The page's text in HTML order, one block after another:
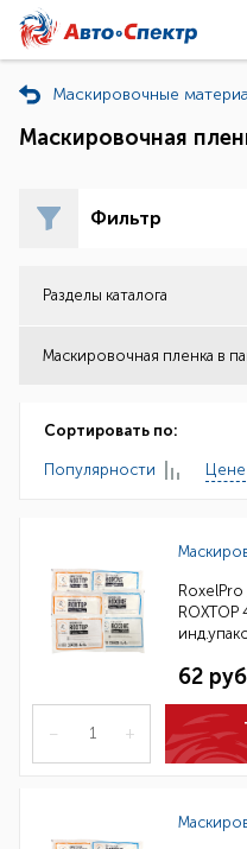
Маскировочные
Маскировочная
Фильтр
Разделы каталога
Маскировочная пленка в
Сортировать по:
Популярности Цене
ROXTOP
62
– +